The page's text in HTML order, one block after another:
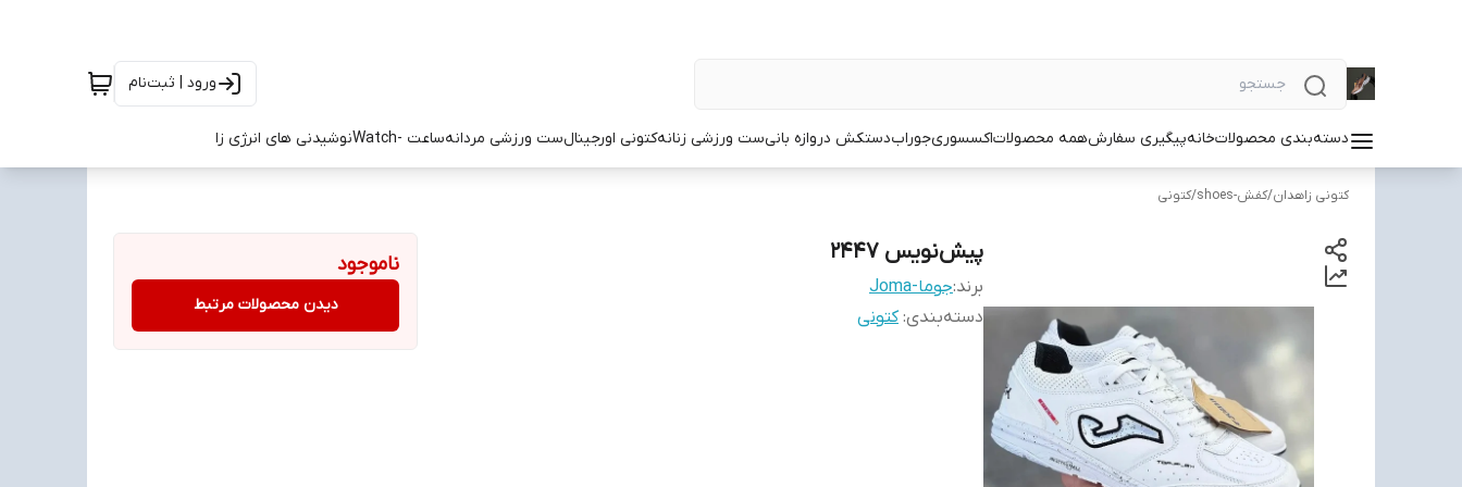
ورود | ثبت‌نام
دسته‌بندی محصولاتخانهپیگیری سفارشهمه محصولاتاکسسوریجورابدستکش دروازه بانیست ورزشی زنانهکتونی اورجینالست ورزشی مردانهساعت -Watch نوشیدنی های انرژی زا
کتونی زاهدان/کفش-shoes /کتونی
پیش‌نویس ۲۴۴۷
برند:جوما-Joma
دسته‌بندی:کتونی
ناموجود
دیدن محصولات مرتبط